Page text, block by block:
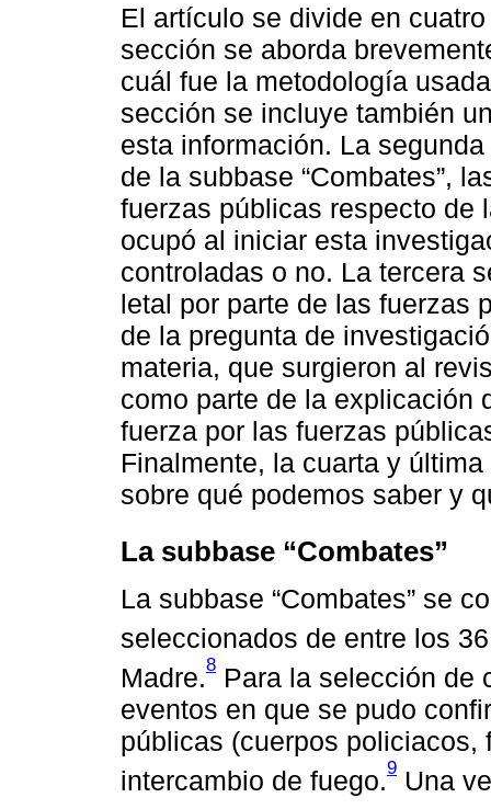
El artículo se divide en
sección se aborda
cuál fue la metodología
sección se incluye también
esta información. La
de la subbase “Combates”,
fuerzas públicas respecto de
ocupó al iniciar esta
controladas o no. La tercera
letal por parte de las fuerzas
de la pregunta de
materia, que surgieron al
como parte de la explicación
fuerza por las fuerzas
Finalmente, la cuarta y
sobre qué podemos saber y
La subbase “Combates”
La subbase “Combates” se
seleccionados de entre los
Madre.8 Para la selección de
eventos en que se pudo
públicas (cuerpos policiacos,
intercambio de fuego.9 Una